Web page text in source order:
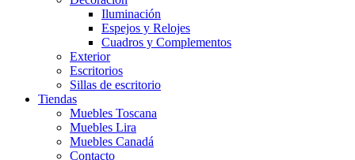
Iluminación
Espejos y Relojes
Cuadros y Complementos
Exterior
Escritorios
Sillas de escritorio
Tiendas
Muebles Toscana
Muebles Lira
Muebles Canadá
Contacto